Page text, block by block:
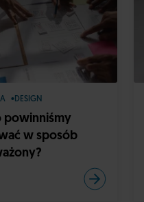
DESIGN
powinniśmy
w sposób